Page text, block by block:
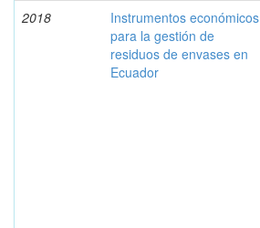
2018
Instrumentos económicos
para la gestión de
residuos de envases en
Ecuador